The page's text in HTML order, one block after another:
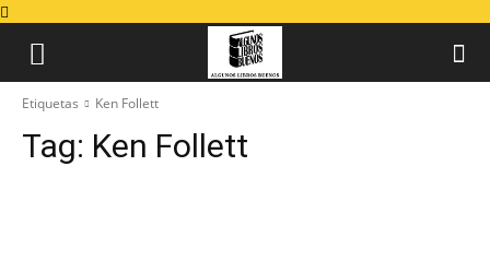
Etiquetas Ken Follett
Tag: Ken Follett